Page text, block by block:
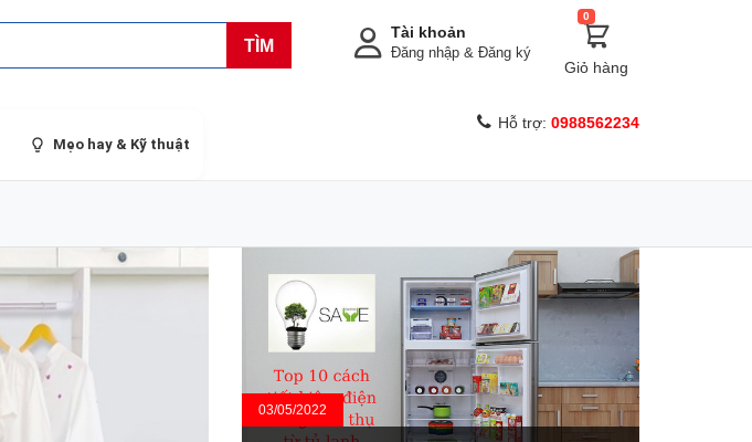
TÌM
0
Giỏ hàng
Tài khoản
Đăng nhập & Đăng ký
Mẹo hay & Kỹ thuật
Hỗ trợ: 0988562234
03/05/2022